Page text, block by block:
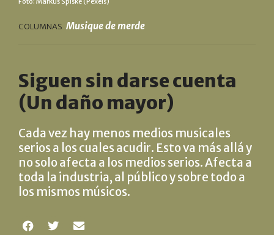
COLUMNAS Musique de merde
Siguen sin darse cuenta
(Un daño mayor)
Cada vez hay menos medios musicales
serios a los cuales acudir. Esto va más allá y
no solo afecta a los medios serios. Afecta a
toda la industria, al público y sobre todo a
los mismos músicos.